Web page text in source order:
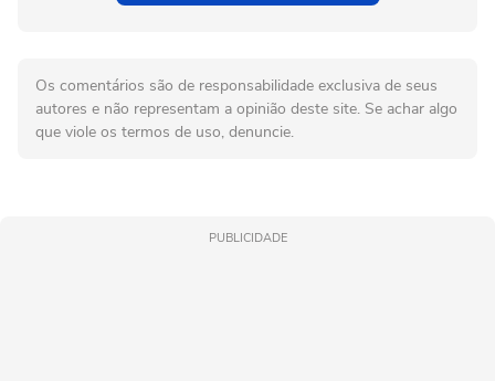
Os comentários são de responsabilidade exclusiva de seus
autores e não representam a opinião deste site. Se achar algo
que viole os termos de uso, denuncie.
PUBLICIDADE